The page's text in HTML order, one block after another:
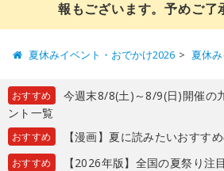
報もございます。予めご了
夏休みイベント・おでかけ2026 夏休
おすすめ
今週末8/8(土)～8/9(日)開催の
ント一覧
おすすめ 【漫画】夏に読みたいおすす
おすすめ
【2026年版】全国の夏祭り注